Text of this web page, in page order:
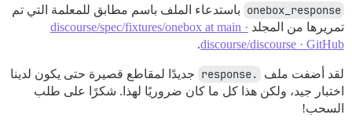
onebox_response باستدعاء الملف باسم مطابق للمعلمة التي تم
تمريرها من المجلد discourse/spec/fixtures/onebox at main ·
discourse/discourse · GitHub
.
لقد أضفت ملف .response
جديدًا لمقاطع قصيرة حتى يكون لدينا
اختبار جيد، ولكن هذا كل ما كان ضروريًا لهذا. شكرًا على طلب
السحب!